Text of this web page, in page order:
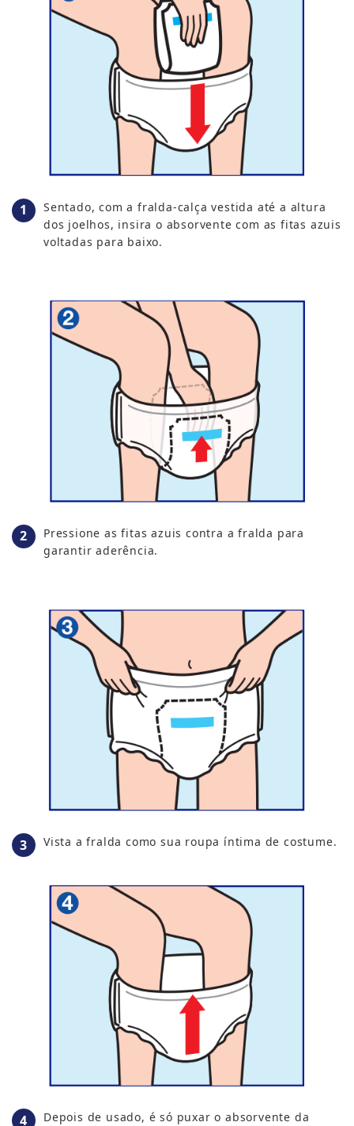
Sentado, com a fralda-calça vestida até a altura
dos joelhos, insira o absorvente com as fitas azuis
voltadas para baixo.
Pressione as fitas azuis contra a fralda para
garantir aderência.
Vista a fralda como sua roupa íntima de costume.
Depois de usado, é só puxar o absorvente da